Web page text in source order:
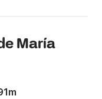
María